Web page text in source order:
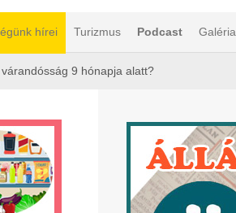
hírei Turizmus Podcast Galéria
9 hónapja alatt?